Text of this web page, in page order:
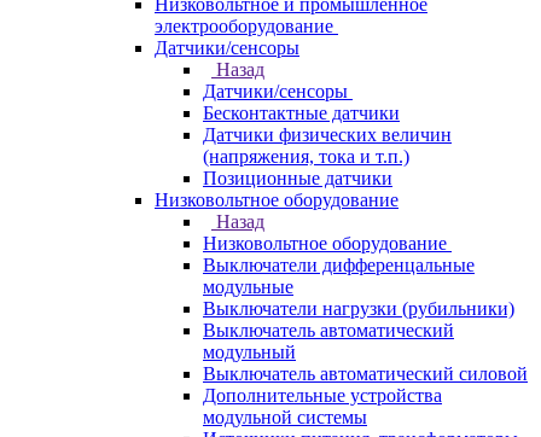
Низковольтное и промышленное
электрооборудование
Датчики/сенсоры
Назад
Датчики/сенсоры
Бесконтактные датчики
Датчики физических величин
(напряжения, тока и т.п.)
Позиционные датчики
Низковольтное оборудование
Назад
Низковольтное оборудование
Выключатели дифференцальные
модульные
Выключатели нагрузки (рубильники)
Выключатель автоматический
модульный
Выключатель автоматический силовой
Дополнительные устройства
модульной системы